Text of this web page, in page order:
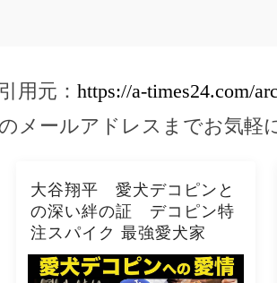
引用元： https://a-times24.com/
のメールアドレスまでお気軽
大谷翔平 愛犬デコピンと
の深い絆の証 デコピン特
注スパイク 最強愛犬家